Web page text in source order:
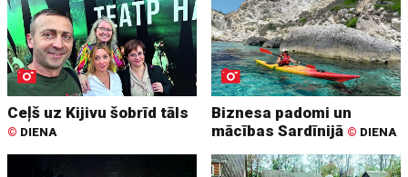
Ceļš uz Kijivu šobrīd tāls
© DIENA
Biznesa padomi un
mācības Sardīnijā © DIENA